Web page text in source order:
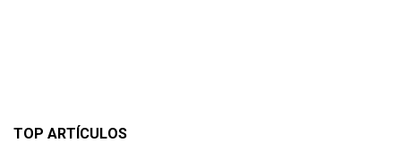
TOP ARTÍCULOS